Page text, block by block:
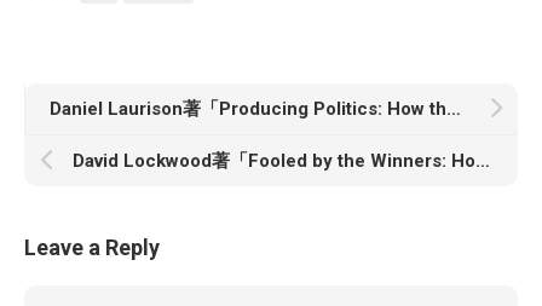
Daniel Laurison著「Producing Politics: How the Campaign Industry Defines Our Democracy」
David Lockwood著「Fooled by the Winners: How Survivor Bias Deceives Us」
Leave a Reply